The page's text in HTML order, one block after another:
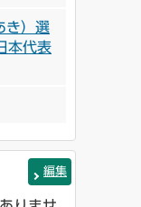
き）選
代表
編集